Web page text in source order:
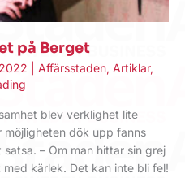
på Berget
Affärsstaden, Artiklar,
blev verklighet lite
möjligheten dök upp fanns
– Om man hittar sin grej
kärlek. Det kan inte bli fel!